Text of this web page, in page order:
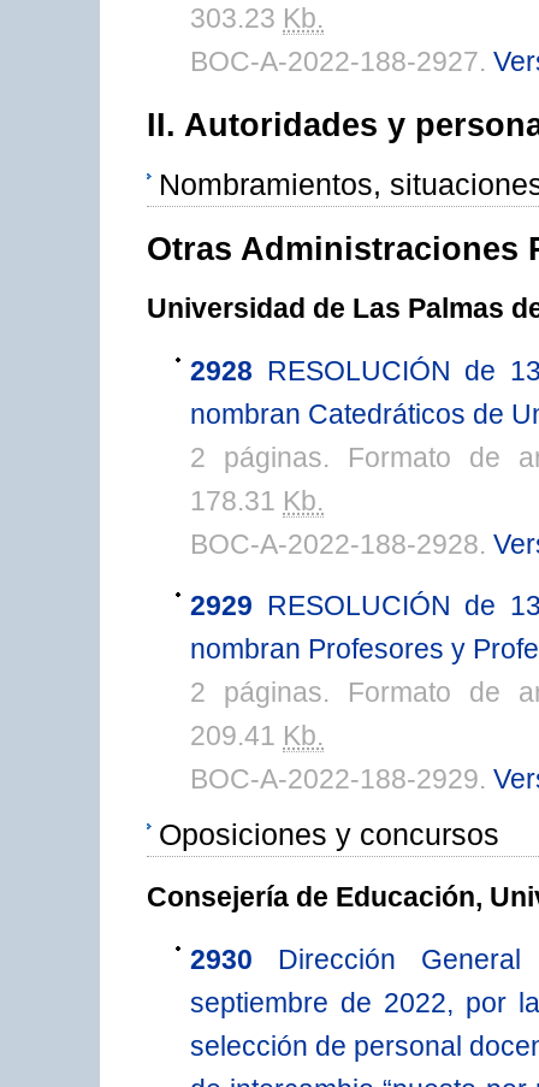
303.23 Kb.
BOC-A-2022-188-2927.
II. Autoridades y
Nombramientos,
Otras Administraciones
Universidad de Las Palmas
2928 RESOLUCIÓN de
nombran Catedráticos de
2 páginas. Formato de
178.31 Kb.
BOC-A-2022-188-2928.
2929 RESOLUCIÓN de
nombran Profesores y
2 páginas. Formato de
209.41 Kb.
BOC-A-2022-188-2929.
Oposiciones y concursos
Consejería de Educación,
2930
Dirección
septiembre de 2022, por
selección de personal